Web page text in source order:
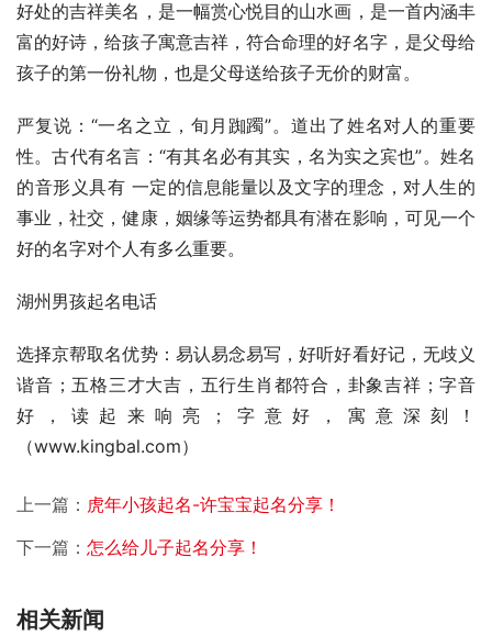
好处的吉祥美名，是一幅赏心悦目的山水画，是一首内涵丰
富的好诗，给孩子寓意吉祥，符合命理的好名字，是父母给
孩子的第一份礼物，也是父母送给孩子无价的财富。
严复说：“一名之立，旬月踟躅”。道出了姓名对人的重要
性。古代有名言：“有其名必有其实，名为实之宾也”。姓名
的音形义具有 一定的信息能量以及文字的理念，对人生的
事业，社交，健康，姻缘等运势都具有潜在影响，可见一个
好的名字对个人有多么重要。
湖州男孩起名电话
选择京帮取名优势：易认易念易写，好听好看好记，无歧义
谐音；五格三才大吉，五行生肖都符合，卦象吉祥；字音
好，读起来响亮；字意好，寓意深刻！
（www.kingbal.com）
上一篇： 虎年小孩起名-许宝宝起名分享！
下一篇： 怎么给儿子起名分享！
相关新闻